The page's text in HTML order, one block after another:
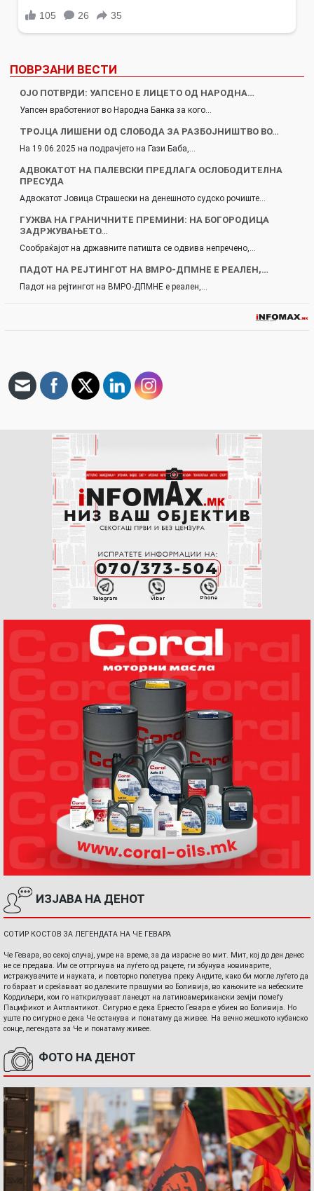
ПОВРЗАНИ ВЕСТИ
ОЈО ПОТВРДИ: УАПСЕНО Е ЛИЦЕТО ОД НАРОДНА…
Уапсен вработениот во Народна Банка за кого…
ТРОЈЦА ЛИШЕНИ ОД СЛОБОДА ЗА РАЗБОЈНИШТВО ВО…
На 19.06.2025 на подрачјето на Гази Баба,…
АДВОКАТОТ НА ПАЛЕВСКИ ПРЕДЛАГА ОСЛОБОДИТЕЛНА
ПРЕСУДА
Адвокатот Јовица Страшески на денешното судско рочиште…
ГУЖВА НА ГРАНИЧНИТЕ ПРЕМИНИ: НА БОГОРОДИЦА
ЗАДРЖУВАЊЕТО…
Сообраќајот на државните патишта се одвива непречено,…
ПАДОТ НА РЕЈТИНГОТ НА ВМРО-ДПМНЕ Е РЕАЛЕН,…
Падот на рејтингот на ВМРО-ДПМНЕ е реален,…
ИЗЈАВА НА ДЕНОТ
СОТИР КОСТОВ ЗА ЛЕГЕНДАТА НА ЧЕ ГЕВАРА
Че Гевара, во секој случај, умре на време, за да израсне во мит. Мит, кој до ден денес
не се предава. Им се оттргнува на луѓето од рацете, ги збунува новинарите,
истражувачите и науката, и повторно полетува преку Андите, како би могле луѓето да
го бараат и среќаваат во далеките прашуми во Боливија, во кањоните на небеските
Кордиљери, кои го наткрилуваат ланецот на латиноамерикански земји помеѓу
Пацификот и Антлантикот. Сигурно е дека Ернесто Гевара е убиен во Боливија. Но
уште по сигурно е дека Че останува и понатаму да живее. На вечно жешкото кубанско
сонце, легендата за Че и понатаму живее.
ФОТО НА ДЕНОТ